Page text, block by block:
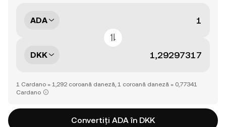
ADA
DKK
1 Cardano = 1,292 coroană daneză, 1 coroană daneză = 0,77341
Cardano
Convertiți ADA în DKK